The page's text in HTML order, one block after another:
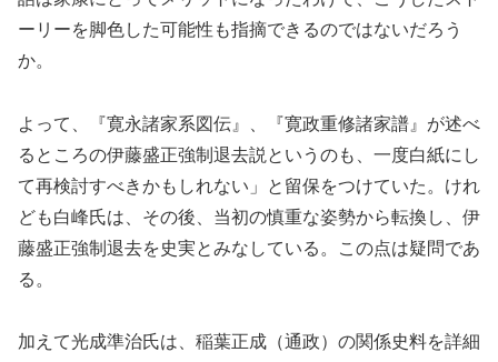
ーリーを脚色した可能性も指摘できるのではないだろう
か。
よって、『寛永諸家系図伝』、『寛政重修諸家譜』が述べ
るところの伊藤盛正強制退去説というのも、一度白紙にし
て再検討すべきかもしれない」と留保をつけていた。けれ
ども白峰氏は、その後、当初の慎重な姿勢から転換し、伊
藤盛正強制退去を史実とみなしている。この点は疑問であ
る。
加えて光成準治氏は、稲葉正成（通政）の関係史料を詳細